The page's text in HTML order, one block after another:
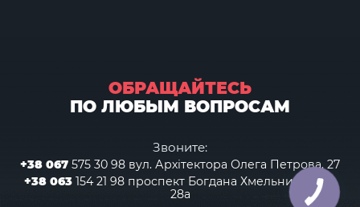
ОБРАЩАЙТЕСЬ
ПО ЛЮБЫМ ВОПРОСАМ
Звоните:
+38 067 575 30 98 вул. Архітектора Олега Петрова, 27
+38 063154 21 98 проспект Богдана Хмельницького,
28а